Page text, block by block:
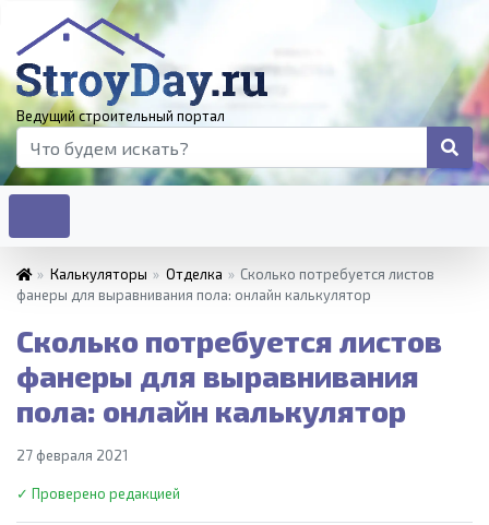
Ведущий строительный портал
» Калькуляторы » Отделка » Сколько потребуется листов
фанеры для выравнивания пола: онлайн калькулятор
Сколько потребуется листов
фанеры для выравнивания
пола: онлайн калькулятор
27 февраля 2021
✓ Проверено редакцией